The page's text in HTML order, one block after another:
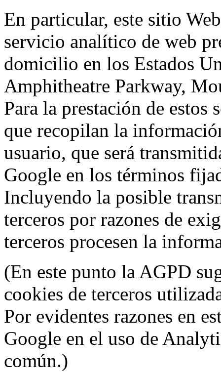
En particular, este sitio
servicio analítico de web
domicilio en los Estados
Amphitheatre Parkway,
Para la prestación de
que recopilan la
usuario, que será
Google en los términos
Incluyendo la posible
terceros por razones de
terceros procesen la
(En este punto la AGPD
cookies de terceros
Por evidentes razones en
Google en el uso de
común.)